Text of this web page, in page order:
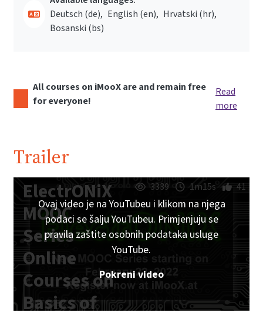
Deutsch ‎(de)‎
English ‎(en)‎
Hrvatski ‎(hr)‎
Bosanski ‎(bs)‎
All courses on iMooX are and remain free
for everyone!
Read
more
Trailer
ElectrONiX
MOOC
Series -
Online
Courses on
Basics of
3339 1m15s 41
Ovaj video je na YouTubeu i klikom na njega
podaci se šalju YouTubeu. Primjenjuju se
pravila zaštite osobnih podataka usluge
YouTube.
Pokreni video